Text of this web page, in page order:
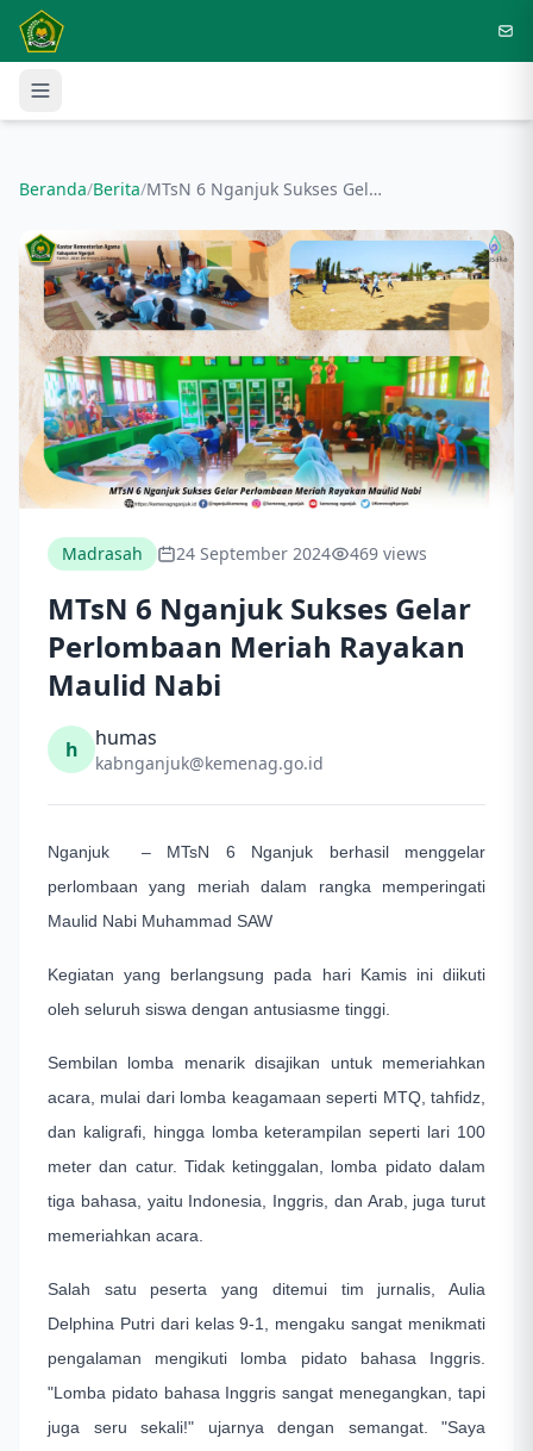
Langsung ke konten utama
Beranda/Berita/ MTsN 6 Nganjuk Sukses Gelar Perlombaan Meriah Rayakan Maulid Nabi
Madrasah 24 September 2024 469 views
MTsN 6 Nganjuk Sukses Gelar
Perlombaan Meriah Rayakan
Maulid Nabi
h humas
kabnganjuk@kemenag.go.id
Nganjuk – MTsN 6 Nganjuk berhasil menggelar
perlombaan yang meriah dalam rangka memperingati
Maulid Nabi Muhammad SAW
Kegiatan yang berlangsung pada hari Kamis ini diikuti
oleh seluruh siswa dengan antusiasme tinggi.
Sembilan lomba menarik disajikan untuk memeriahkan
acara, mulai dari lomba keagamaan seperti MTQ, tahfidz,
dan kaligrafi, hingga lomba keterampilan seperti lari 100
meter dan catur. Tidak ketinggalan, lomba pidato dalam
tiga bahasa, yaitu Indonesia, Inggris, dan Arab, juga turut
memeriahkan acara.
Salah satu peserta yang ditemui tim jurnalis, Aulia
Delphina Putri dari kelas 9-1, mengaku sangat menikmati
pengalaman mengikuti lomba pidato bahasa Inggris.
"Lomba pidato bahasa Inggris sangat menegangkan, tapi
juga seru sekali!" ujarnya dengan semangat. "Saya